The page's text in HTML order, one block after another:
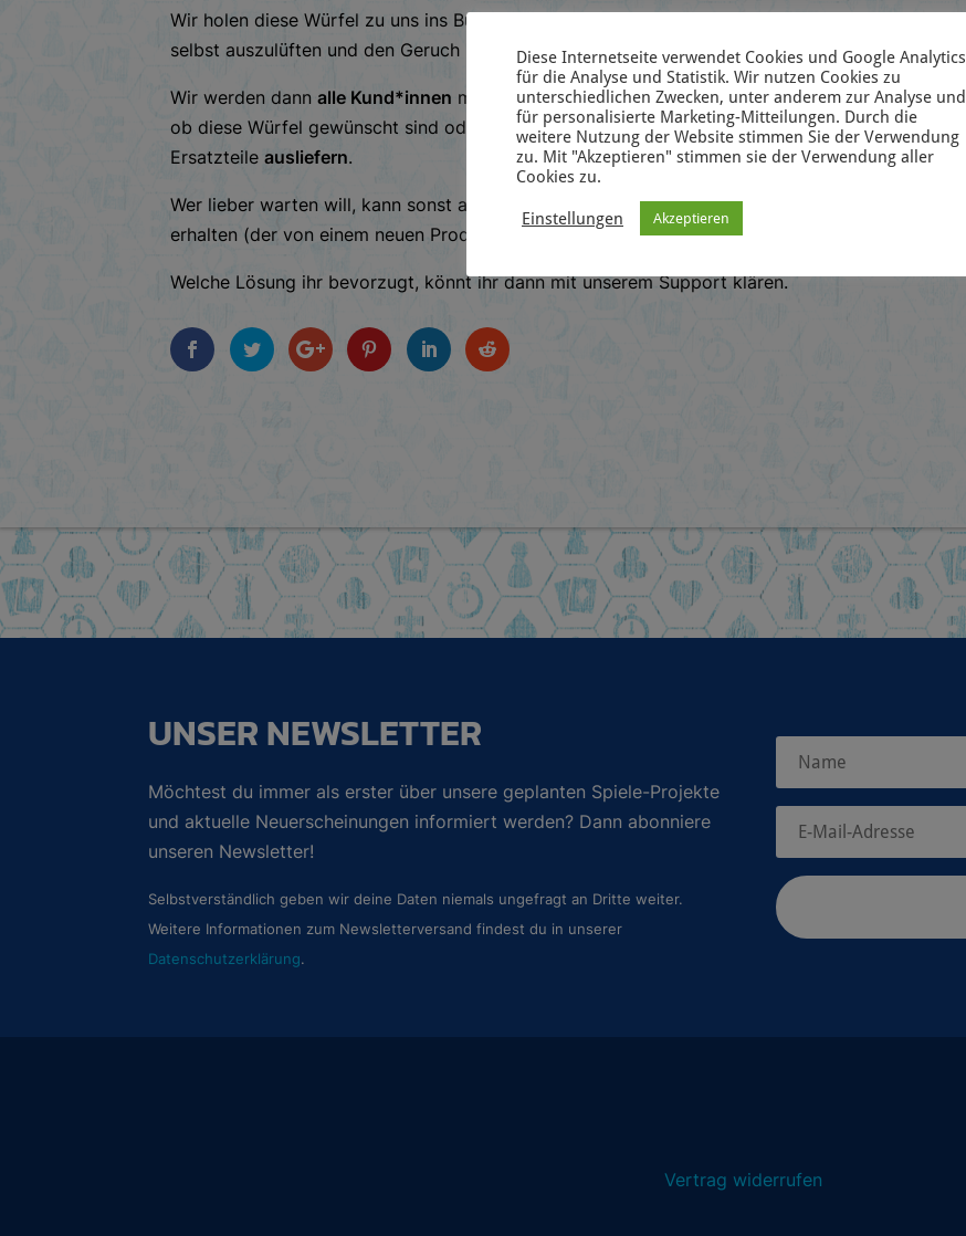
Wir holen diese Würfel zu uns ins Büro und werden dort versuchen sie so gut es geht
selbst auszulüften und den Geruch loszuwerden.
Wir werden dannalle Kund*innen mit Ersatzteilanfrage anschreibenund nachfragen,
ob diese Würfel gewünscht sind oder nicht. Danach werden wir entsprechend die
Ersatzteileausliefern.
Wer lieber warten will, kann sonst auch nächstes Jahr Ersatz aus dem neuen Printrun
erhalten (der von einem neuen Produzenten durchgeführt wird).
Welche Lösung ihr bevorzugt, könnt ihr dann mit unserem Support klären.
UNSER NEWSLETTER
Möchtest du immer als erster über unsere geplanten Spiele-Projekte
und aktuelle Neuerscheinungen informiert werden? Dann abonniere
unseren Newsletter!
Selbstverständlich geben wir deine Daten niemals ungefragt an Dritte weiter.
Weitere Informationen zum Newsletterversand findest du in unserer
Datenschutzerklärung.
Vertrag widerrufen
Diese Internetseite verwendet Cookies und Google Analytics
für die Analyse und Statistik. Wir nutzen Cookies zu
unterschiedlichen Zwecken, unter anderem zur Analyse und
für personalisierte Marketing-Mitteilungen. Durch die
weitere Nutzung der Website stimmen Sie der Verwendung
zu. Mit "Akzeptieren" stimmen sie der Verwendung aller
Cookies zu.
Einstellungen Akzeptieren